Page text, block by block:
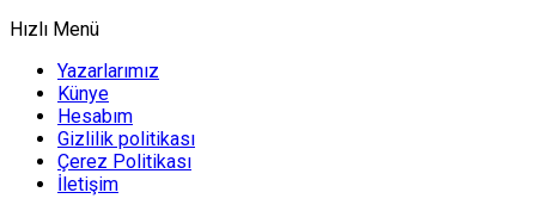
Hızlı Menü
Yazarlarımız
Künye
Hesabım
Gizlilik politikası
Çerez Politikası
İletişim